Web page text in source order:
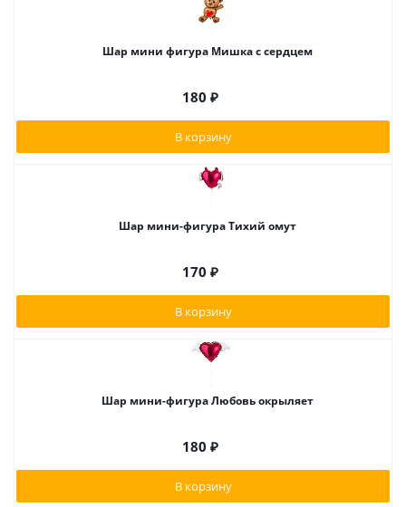
Шар мини фигура Мишка с сердцем
180 ₽
В корзину
Шар мини-фигура Тихий омут
170 ₽
В корзину
Шар мини-фигура Любовь окрыляет
180 ₽
В корзину